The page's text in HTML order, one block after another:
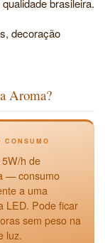
brasileira.
decoração
Aroma?
CONSUMO
h de
— consumo
a uma
LED. Pode ficar
sem peso na
luz.